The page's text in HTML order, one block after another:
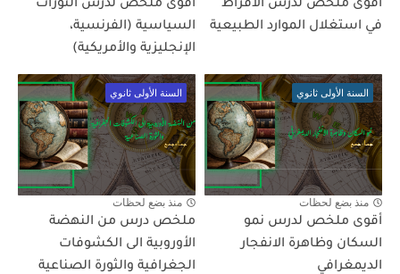
أقوى ملخص لدرس الافراط
في استغلال الموارد الطبيعية
أقوى ملخص لدرس الثورات
السياسية (الفرنسية،
الإنجليزية والأمريكية)
السنة الأولى ثانوي
منذ بضع لحظات
أقوى ملخص لدرس نمو
السكان وظاهرة الانفجار
الديمغرافي
السنة الأولى ثانوي
منذ بضع لحظات
ملخص درس من النهضة
الأوروبية الى الكشوفات
الجغرافية والثورة الصناعية